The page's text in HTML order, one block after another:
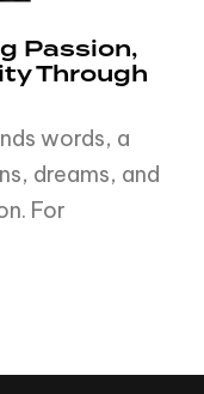
Passion,
Through
words, a
dreams, and
For